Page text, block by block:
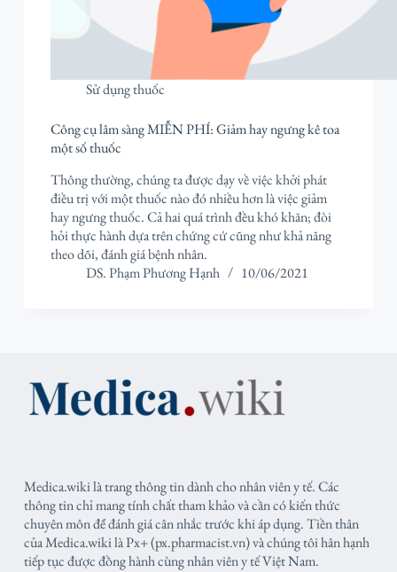
Sử dụng thuốc
Công cụ lâm sàng MIỄN PHÍ: Giảm hay ngưng kê toa
một số thuốc
Thông thường, chúng ta được dạy về việc khởi phát
điều trị với một thuốc nào đó nhiều hơn là việc giảm
hay ngưng thuốc. Cả hai quá trình đều khó khăn; đòi
hỏi thực hành dựa trên chứng cứ cũng như khả năng
theo dõi, đánh giá bệnh nhân.
DS. Phạm Phương Hạnh
10/06/2021
Medica.wiki là trang thông tin dành cho nhân viên y tế. Các
thông tin chỉ mang tính chất tham khảo và cần có kiến thức
chuyên môn để đánh giá cân nhắc trước khi áp dụng. Tiền thân
của Medica.wiki là Px+ (px.pharmacist.vn) và chúng tôi hân hạnh
tiếp tục được đồng hành cùng nhân viên y tế Việt Nam.